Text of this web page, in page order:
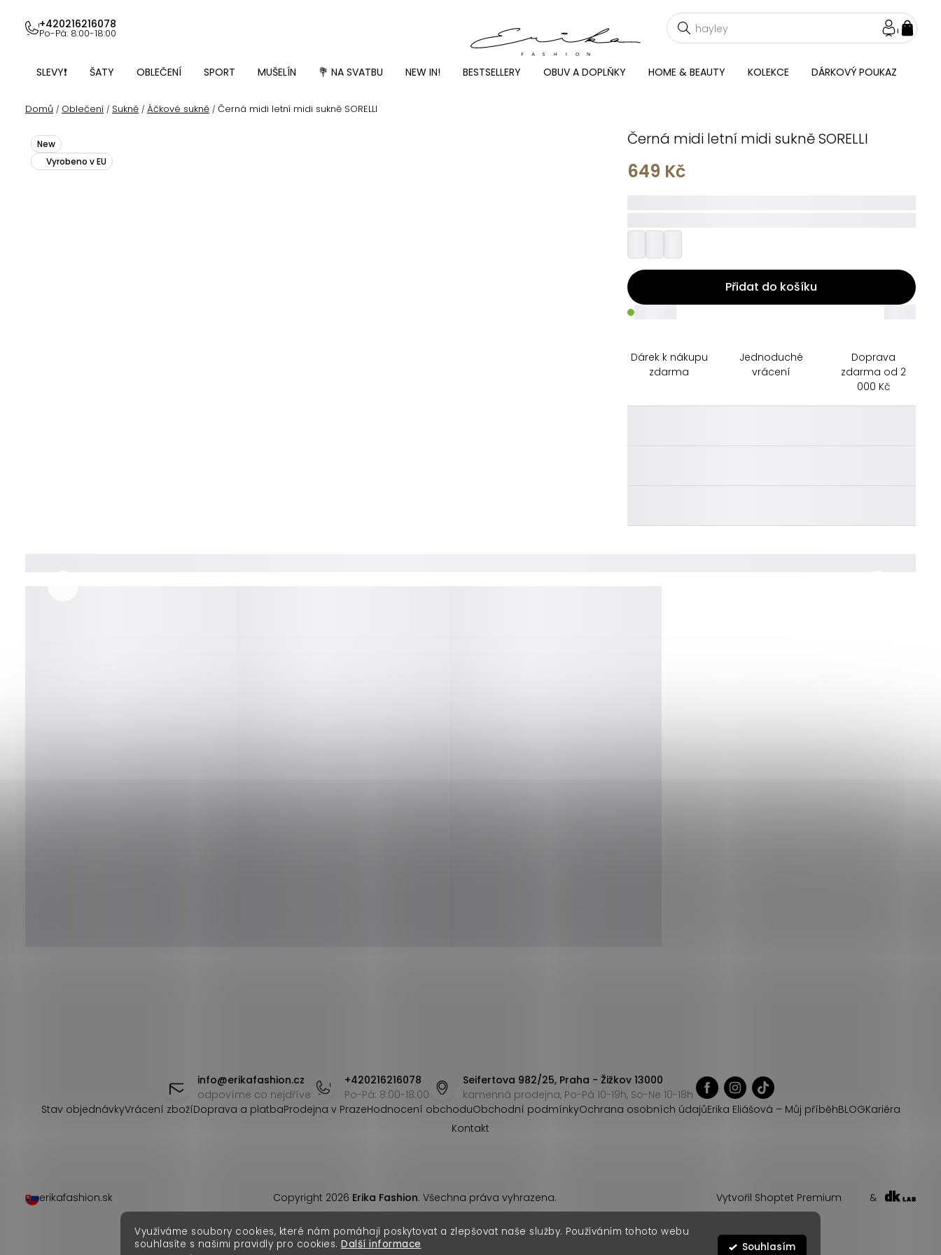
Využíváme soubory cookies, které nám pomáhají poskytovat a zlepšovat naše služby. Používáním tohoto webu
souhlasíte s našimi pravidly pro cookies. Další informace Souhlasím
obsah
+420216216078
Po-Pá: 8:00-18:00
SLEVY❗ ŠATY OBLEČENÍ SPORT MUŠELÍN 💐 NA SVATBU NEW IN! BESTSELLERY OBUV A DOPLŇKY HOME & BEAUTY KOLEKCE DÁRKOVÝ POUKAZ
Domů / Oblečení / Sukně / Áčkové sukně / Černá midi letní midi sukně SORELLI
Černá midi letní midi sukně SORELLI
New
Vyrobeno v EU
649 Kč
Přidat do košíku
_____
Dárek k nákupu
zdarma
Jednoduché
vrácení
Doprava
zdarma od 2
000 Kč
info@erikafashion.cz
odpovíme co nejdříve
+420216216078
Po-Pá: 8:00-18:00
Seifertova 982/25, Praha - Žižkov 13000
kamenná prodejna, Po-Pá 10-19h, So-Ne 10-18h
Stav objednávkyVrácení zbožíDoprava a platbaProdejna v PrazeHodnocení obchoduObchodní podmínkyOchrana osobních údajůErika Eliášová – Můj příběhBLOGKariéra
Kontakt
Vytvořil Shoptet Premium &
Copyright 2026 Erika Fashion. Všechna práva vyhrazena.
erikafashion.sk